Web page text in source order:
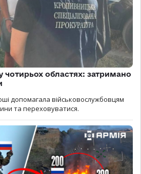
чотирьох областях: затримано
допомагала військовослужбовцям
та переховуватися.